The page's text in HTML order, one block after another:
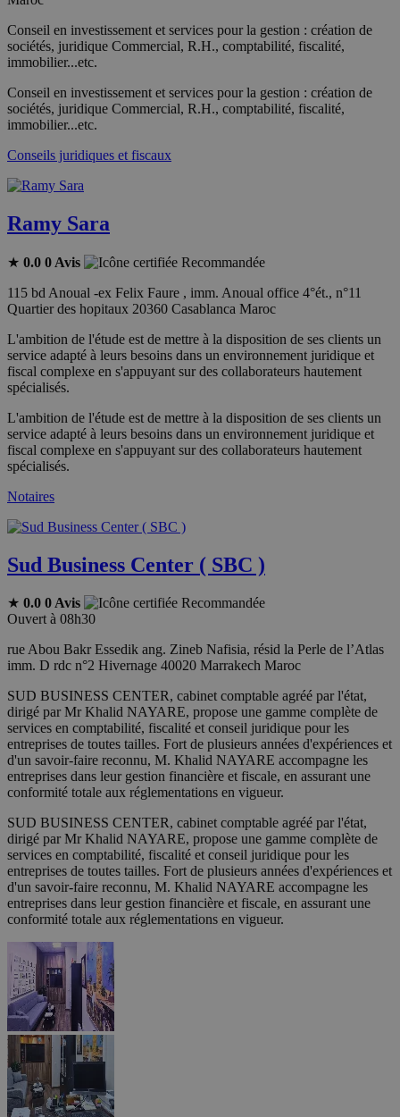
Conseil en investissement et services pour la gestion : création de
sociétés, juridique Commercial, R.H., comptabilité, fiscalité,
immobilier...etc.
Conseil en investissement et services pour la gestion : création de
sociétés, juridique Commercial, R.H., comptabilité, fiscalité,
immobilier...etc.
Conseils juridiques et fiscaux
Ramy Sara
★ 0.0 0 Avis
Recommandée
115 bd Anoual -ex Felix Faure , imm. Anoual office 4°ét., n°11
Quartier des hopitaux 20360 Casablanca Maroc
L'ambition de l'étude est de mettre à la disposition de ses clients un
service adapté à leurs besoins dans un environnement juridique et
fiscal complexe en s'appuyant sur des collaborateurs hautement
spécialisés.
L'ambition de l'étude est de mettre à la disposition de ses clients un
service adapté à leurs besoins dans un environnement juridique et
fiscal complexe en s'appuyant sur des collaborateurs hautement
spécialisés.
Notaires
Sud Business Center ( SBC )
★ 0.0 0 Avis
Recommandée
Ouvert à 08h30
rue Abou Bakr Essedik ang. Zineb Nafisia, résid la Perle de l’Atlas
imm. D rdc n°2 Hivernage 40020 Marrakech Maroc
SUD BUSINESS CENTER, cabinet comptable agréé par l'état,
dirigé par Mr Khalid NAYARE, propose une gamme complète de
services en comptabilité, fiscalité et conseil juridique pour les
entreprises de toutes tailles. Fort de plusieurs années d'expériences et
d'un savoir-faire reconnu, M. Khalid NAYARE accompagne les
entreprises dans leur gestion financière et fiscale, en assurant une
conformité totale aux réglementations en vigueur.
SUD BUSINESS CENTER, cabinet comptable agréé par l'état,
dirigé par Mr Khalid NAYARE, propose une gamme complète de
services en comptabilité, fiscalité et conseil juridique pour les
entreprises de toutes tailles. Fort de plusieurs années d'expériences et
d'un savoir-faire reconnu, M. Khalid NAYARE accompagne les
entreprises dans leur gestion financière et fiscale, en assurant une
conformité totale aux réglementations en vigueur.